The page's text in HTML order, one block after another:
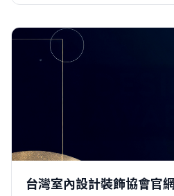
台灣室內設計裝飾協會官網